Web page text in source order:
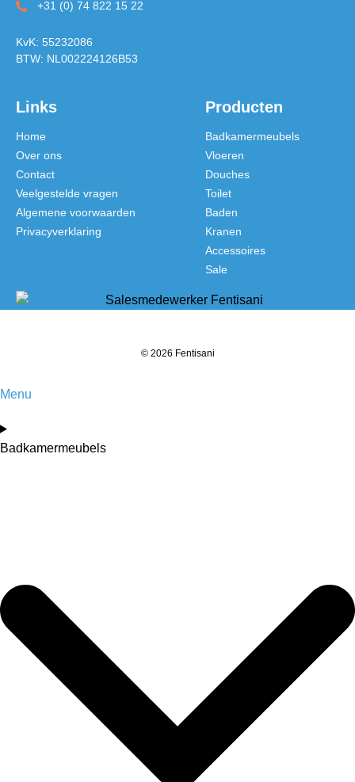
+31 (0) 74 822 15 22
KvK: 55232086
BTW: NL002224126B53
Links
Home
Over ons
Contact
Veelgestelde vragen
Algemene voorwaarden
Privacyverklaring
Producten
Badkamermeubels
Vloeren
Douches
Toilet
Baden
Kranen
Accessoires
Sale
© 2026 Fentisani
Menu
Badkamermeubels